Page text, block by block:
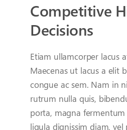
Competitive
Decisions
Etiam ullamcorper lacus
Maecenas ut lacus a elit
congue ac sem. Nam in
rutrum nulla quis,
porta, magna
ligula dignissim diam, vel